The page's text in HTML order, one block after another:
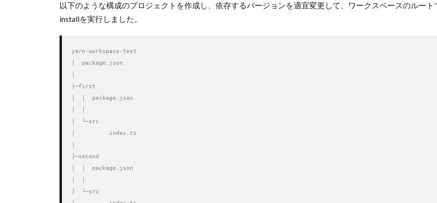
以下のような構成のプロジェクトを作成し、依存するバージョンを適宜変更して、ワークスペースのルート
installを実行しました。
yarn-workspace-test
│  package.json
├─first
│  │  package.json
│  └─src
│          index.ts
├─second
│  │  package.json
│  └─src